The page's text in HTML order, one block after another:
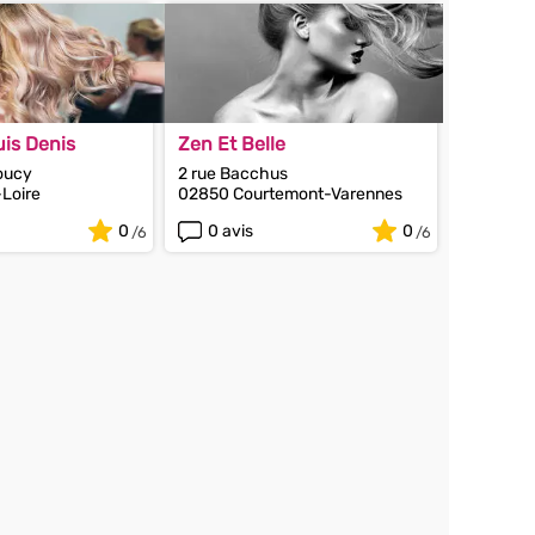
Denis
0
Zen Et Belle
2 rue Bacchus
02850 Courtemont-Varennes
0 avis
0